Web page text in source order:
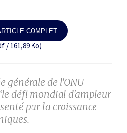
COMPLET
/ 161,89 Ko)
générale de l'ONU
défi mondial d'ampleur
par la croissance